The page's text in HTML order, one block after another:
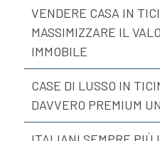
VENDERE CASA IN
MASSIMIZZARE IL
IMMOBILE
CASE DI LUSSO IN
DAVVERO PREMIUM